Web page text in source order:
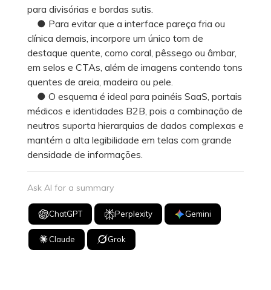
para divisórias e bordas sutis.
● Para evitar que a interface pareça fria ou
clínica demais, incorpore um único tom de
destaque quente, como coral, pêssego ou âmbar,
em selos e CTAs, além de imagens contendo tons
quentes de areia, madeira ou pele.
● O esquema é ideal para painéis SaaS, portais
médicos e identidades B2B, pois a combinação de
neutros suporta hierarquias de dados complexas e
mantém a alta legibilidade em telas com grande
densidade de informações.
Ask AI for a summary
ChatGPT Perplexity Gemini
Claude Grok